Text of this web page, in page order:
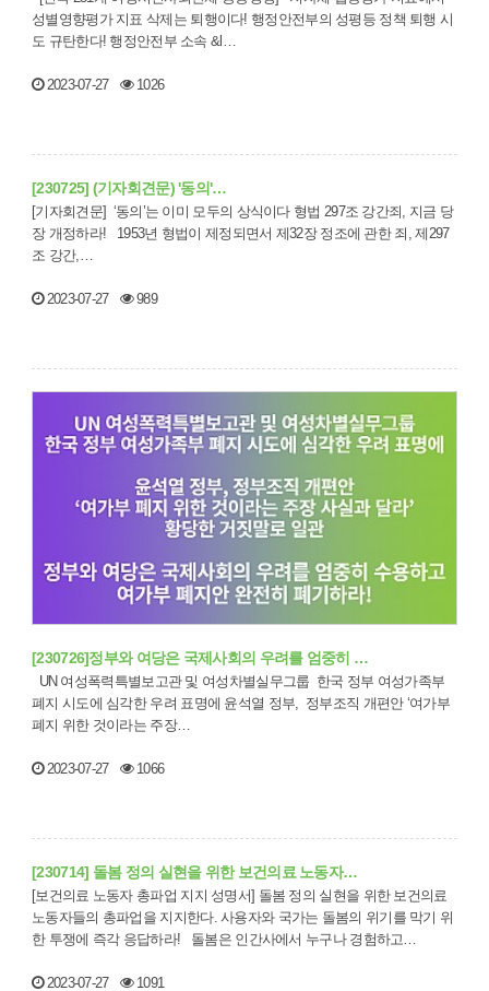
성별영향평가 지표 삭제는 퇴행이다! 행정안전부의 성평등 정책 퇴행 시
도 규탄한다! 행정안전부 소속 &l…
2023-07-27 1026
[230725] (기자회견문) '동의'…
[기자회견문] ‘동의’는 이미 모두의 상식이다 형법 297조 강간죄, 지금 당
장 개정하라! 1953년 형법이 제정되면서 제32장 정조에 관한 죄, 제297
조 강간,…
2023-07-27 989
[230726]정부와 여당은 국제사회의 우려를 엄중히 …
폐지 시도에 심각한 우려 표명에 윤석열 정부, 정부조직 개편안 ‘여가부
폐지 위한 것이라는 주장…
2023-07-27 1066
[230714] 돌봄 정의 실현을 위한 보건의료 노동자…
[보건의료 노동자 총파업 지지 성명서] 돌봄 정의 실현을 위한 보건의료
노동자들의 총파업을 지지한다. 사용자와 국가는 돌봄의 위기를 막기 위
한 투쟁에 즉각 응답하라! 돌봄은 인간사에서 누구나 경험하고…
2023-07-27 1091